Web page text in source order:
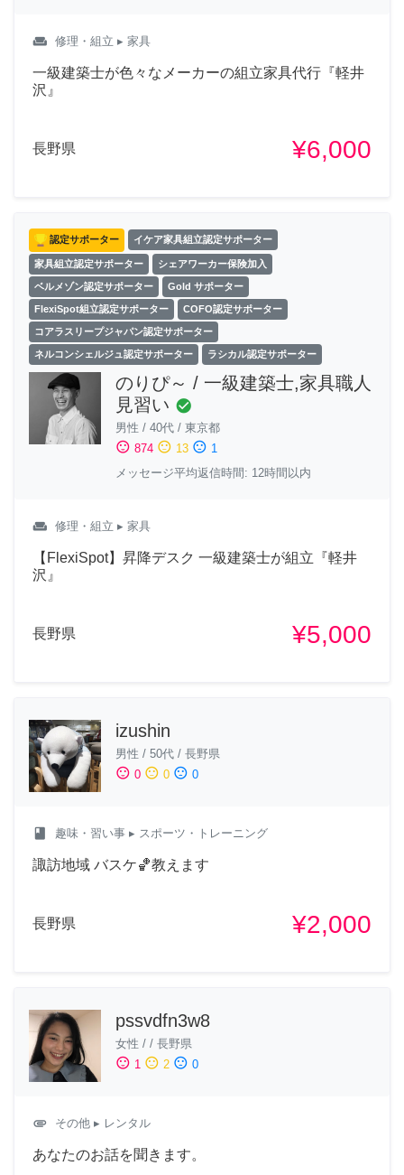
weekend 修理・組立 ▸ 家具
一級建築士が色々なメーカーの組立家具代行『軽井
沢』
長野県 ¥6,000
認定サポーター イケア家具組立認定サポーター
家具組立認定サポーター シェアワーカー保険加入
ベルメゾン認定サポーター Gold サポーター
FlexiSpot組立認定サポーター COFO認定サポーター
コアラスリープジャパン認定サポーター
ネルコンシェルジュ認定サポーター ラシカル認定サポーター
のりぴ～ / 一級建築士,家具職人
見習い check_circle
男性 / 40代 / 東京都
sentiment_satisfied 874 sentiment_neutral 13 sentiment_dissatisfied 1
メッセージ平均返信時間: 12時間以内
weekend 修理・組立 ▸ 家具
【FlexiSpot】昇降デスク 一級建築士が組立『軽井
沢』
長野県 ¥5,000
izushin
男性 / 50代 / 長野県
sentiment_satisfied 0 sentiment_neutral 0 sentiment_dissatisfied 0
class 趣味・習い事 ▸ スポーツ・トレーニング
諏訪地域 バスケ🏀教えます
長野県 ¥2,000
pssvdfn3w8
女性 / / 長野県
sentiment_satisfied 1 sentiment_neutral 2 sentiment_dissatisfied 0
attachment その他 ▸ レンタル
あなたのお話を聞きます。